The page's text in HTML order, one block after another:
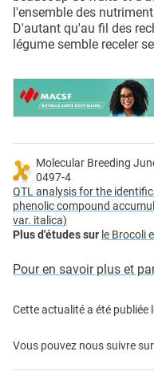
l'ensemble des
D'autant qu'au fil des
légume semble receler
Molecular Breeding
0497-4
QTL analysis for the
phenolic compound
var. italica)
Plus d'études sur le Brocoli
Pour en savoir plus et
Cette actualité a été publiée
Vous pouvez nous suivre